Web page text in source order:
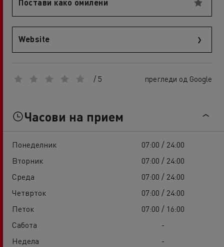
Постави како омилени
Website
/ 5 прегледи од Google
Часови на прием
Понеделник
07:00 / 24:00
Вторник
07:00 / 24:00
Среда
07:00 / 24:00
Четврток
07:00 / 24:00
Петок
07:00 / 16:00
Сабота
-
Недела
-